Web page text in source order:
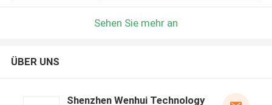
Sehen Sie mehr an
ÜBER UNS
Shenzhen Wenhui Technology